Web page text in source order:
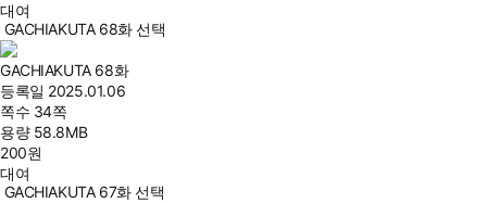
대여
GACHIAKUTA 68화 선택
GACHIAKUTA 68화
등록일 2025.01.06
쪽수 34쪽
용량 58.8MB
200원
대여
GACHIAKUTA 67화 선택